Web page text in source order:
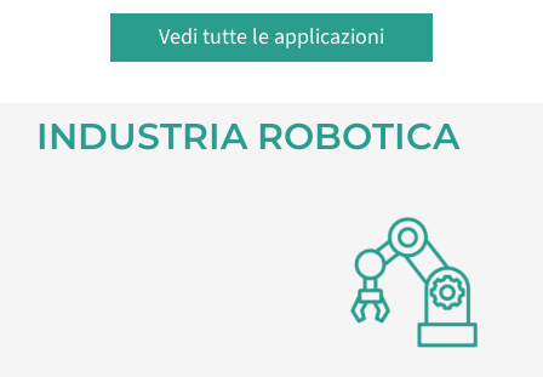
Vedi tutte le applicazioni
INDUSTRIA ROBOTICA